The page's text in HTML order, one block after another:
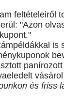
feltételeiről
"Azon
és friss